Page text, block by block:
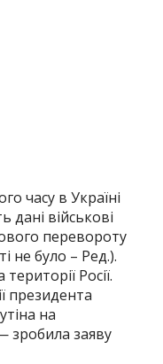
часу в Україні
дані військові
перевороту
не було – Ред.).
Росії.
президента
на
зробила заяву